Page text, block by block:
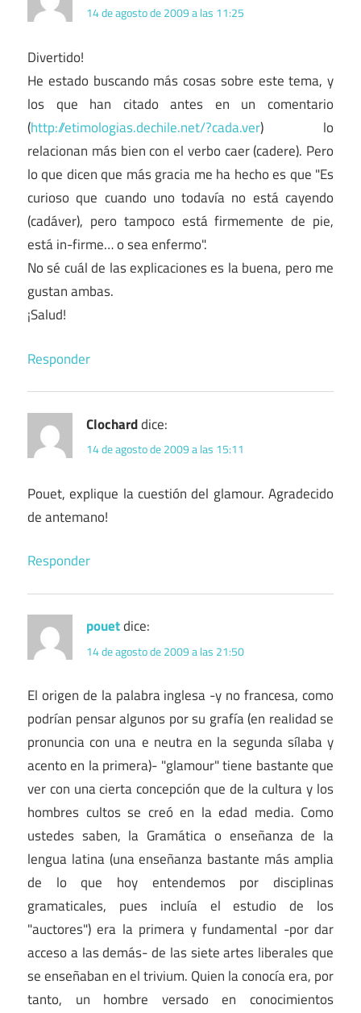
14 de agosto de 2009 a las 11:25
Divertido!
He estado buscando más cosas sobre este tema, y
los que han citado antes en un comentario
(http://etimologias.dechile.net/?cada.ver) lo
relacionan más bien con el verbo caer (cadere). Pero
lo que dicen que más gracia me ha hecho es que "Es
curioso que cuando uno todavía no está cayendo
(cadáver), pero tampoco está firmemente de pie,
está in-firme… o sea enfermo".
No sé cuál de las explicaciones es la buena, pero me
gustan ambas.
¡Salud!
Responder
Clocharddice:
14 de agosto de 2009 a las 15:11
Pouet, explique la cuestión del glamour. Agradecido
de antemano!
Responder
pouetdice:
14 de agosto de 2009 a las 21:50
El origen de la palabra inglesa -y no francesa, como
podrían pensar algunos por su grafía (en realidad se
pronuncia con una e neutra en la segunda sílaba y
acento en la primera)- "glamour" tiene bastante que
ver con una cierta concepción que de la cultura y los
hombres cultos se creó en la edad media. Como
ustedes saben, la Gramática o enseñanza de la
lengua latina (una enseñanza bastante más amplia
de lo que hoy entendemos por disciplinas
gramaticales, pues incluía el estudio de los
"auctores") era la primera y fundamental -por dar
acceso a las demás- de las siete artes liberales que
se enseñaban en el trivium. Quien la conocía era, por
tanto, un hombre versado en conocimientos